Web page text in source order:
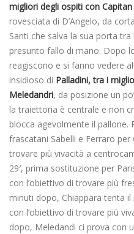
migliori degli ospiti con
rovesciata di D’Angelo, da
Santi che salva la sua porta
presunto fallo di mano. Dopo
reagiscono e si fanno vedere
insidioso di Palladini, tra i
Meledandri, da posizione un
la traiettoria è centrale e non
blocca agevolmente il pallone.
frascatani Sabelli e Ferraro
trovare più vivacità a
29′, prima sostituzione per
con l’obiettivo di trovare più
minuti dopo, Chiappara tenta il
con l’obiettivo di trovare più
dopo, Meledandi ci prova con